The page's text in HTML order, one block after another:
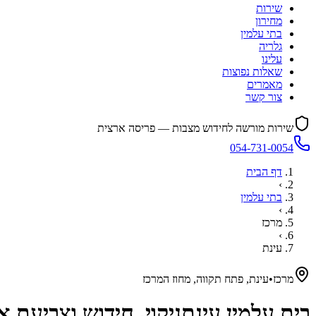
שירות
מחירון
בתי עלמין
גלריה
עלינו
שאלות נפוצות
מאמרים
צור קשר
שירות מורשה לחידוש מצבות — פריסה ארצית
054-731-0054
דף הבית
›
בתי עלמין
›
מרכז
›
עינת
מרכז•עינת, פתח תקווה, מחוז המרכז